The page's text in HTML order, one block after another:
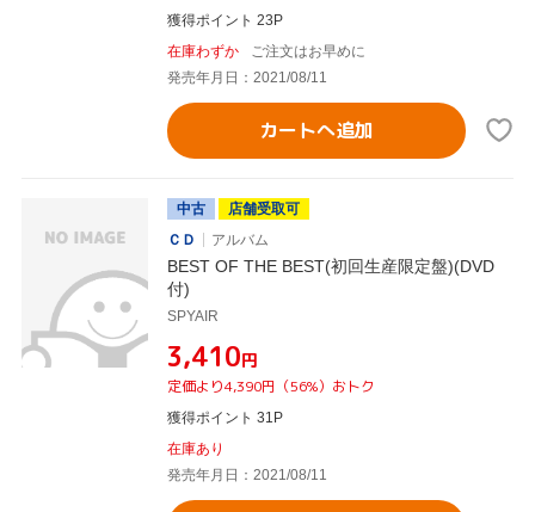
獲得ポイント 23P
在庫わずか
ご注文はお早めに
発売年月日：2021/08/11
カートへ追加
中古
店舗受取可
ＣＤ
アルバム
BEST OF THE BEST(初回生産限定盤)(DVD
付)
SPYAIR
¥3,410円
定価より4,390円（56%）おトク
獲得ポイント 31P
在庫あり
発売年月日：2021/08/11